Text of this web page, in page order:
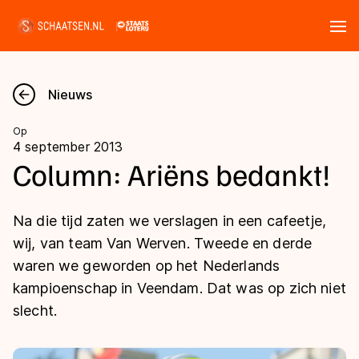
Nieuws
Kalender
Marathon
Langebaan
Shorttrack
Uitslagen
Langebaan
Marathon
Tijden & historie
Ranglijsten Langebaan
Nieuws
Op
4 september 2013
Column: Ariëns bedankt!
Na die tijd zaten we verslagen in een cafeetje,
wij, van team Van Werven. Tweede en derde
waren we geworden op het Nederlands
kampioenschap in Veendam. Dat was op zich niet
slecht.